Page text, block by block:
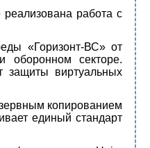
работа с
«Горизонт-ВС» от
оборонном секторе.
защиты виртуальных
копированием
единый стандарт